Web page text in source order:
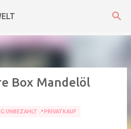
Hauptbereich
Box Mandelöl
UNBEZAHLT 📍PRIVATKAUF